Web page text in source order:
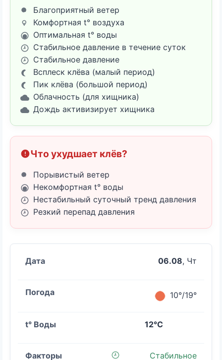
Благоприятный ветер
Комфортная t° воздуха
Оптимальная t° воды
Стабильное давление в течение суток
Стабильное давление
Всплеск клёва (малый период)
Пик клёва (большой период)
Облачность (для хищника)
Дождь активизирует хищника
Что ухудшает клёв?
Порывистый ветер
Некомфортная t° воды
Нестабильный суточный тренд давления
Резкий перепад давления
06.08, Чт
10°/19°
12°C
Стабильное